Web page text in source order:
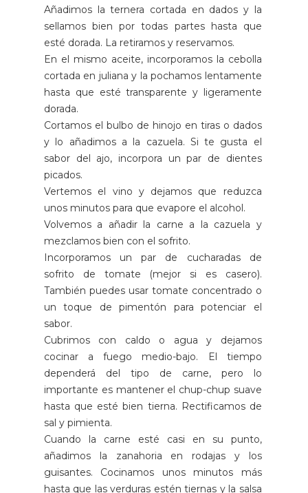
Añadimos la ternera cortada en dados y la
sellamos bien por todas partes hasta que
esté dorada. La retiramos y reservamos.
En el mismo aceite, incorporamos la cebolla
cortada en juliana y la pochamos lentamente
hasta que esté transparente y ligeramente
dorada.
Cortamos el bulbo de hinojo en tiras o dados
y lo añadimos a la cazuela. Si te gusta el
sabor del ajo, incorpora un par de dientes
picados.
Vertemos el vino y dejamos que reduzca
unos minutos para que evapore el alcohol.
Volvemos a añadir la carne a la cazuela y
mezclamos bien con el sofrito.
Incorporamos un par de cucharadas de
sofrito de tomate (mejor si es casero).
También puedes usar tomate concentrado o
un toque de pimentón para potenciar el
sabor.
Cubrimos con caldo o agua y dejamos
cocinar a fuego medio-bajo. El tiempo
dependerá del tipo de carne, pero lo
importante es mantener el chup-chup suave
hasta que esté bien tierna. Rectificamos de
sal y pimienta.
Cuando la carne esté casi en su punto,
añadimos la zanahoria en rodajas y los
guisantes. Cocinamos unos minutos más
hasta que las verduras estén tiernas y la salsa